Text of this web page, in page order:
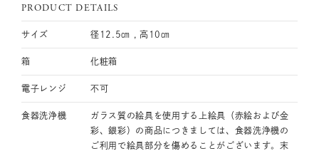
PRODUCT DETAILS
サイズ 径12.5㎝ , 高10㎝
箱 化粧箱
電子レンジ 不可
食器洗浄機
ガラス質の絵具を使用する上絵具（赤絵および金
彩、銀彩）の商品につきましては、食器洗浄機の
ご利用で絵具部分を傷めることがございます。末